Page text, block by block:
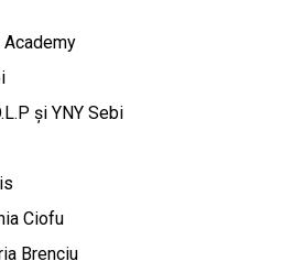
Academy
YNY Sebi
Ciofu